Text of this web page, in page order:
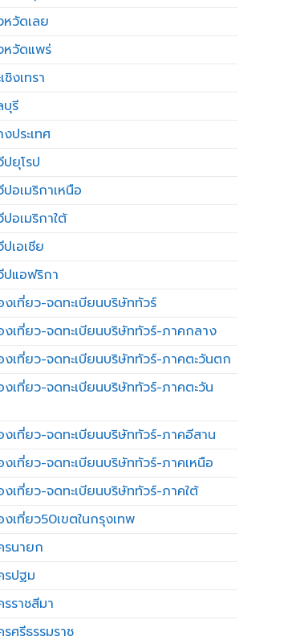
วัดเลย
หวัดแพร่
งเทรา
บุรี
ประเทศ
ยุโรป
อเมริกาเหนือ
อเมริกาใต้
เอเชีย
ปแอฟริกา
เที่ยว-จดทะเบียนบริษัททัวร์
เที่ยว-จดทะเบียนบริษัททัวร์-ภาคกลาง
เที่ยว-จดทะเบียนบริษัททัวร์-ภาคตะวันตก
เที่ยว-จดทะเบียนบริษัททัวร์-ภาคตะวัน
เที่ยว-จดทะเบียนบริษัททัวร์-ภาคอีสาน
เที่ยว-จดทะเบียนบริษัททัวร์-ภาคเหนือ
เที่ยว-จดทะเบียนบริษัททัวร์-ภาคใต้
เที่ยว50เขตในกรุงเทพ
รนายก
รปฐม
ราชสีมา
ศรีธรรมราช